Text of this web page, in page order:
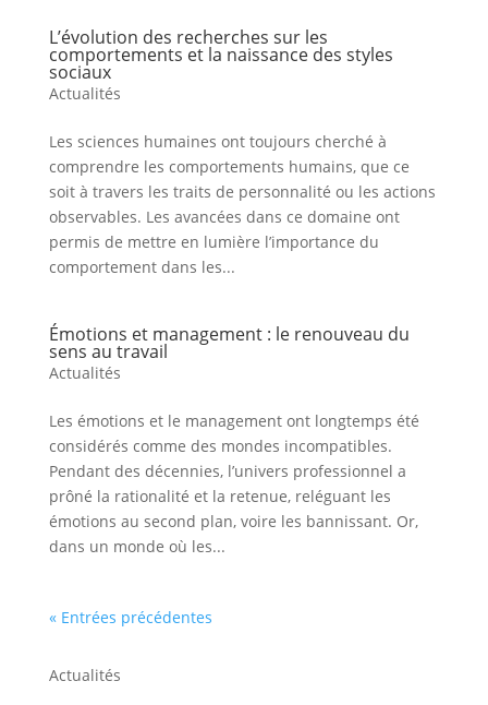
L’évolution des recherches sur les
comportements et la naissance des styles
sociaux
Actualités
Les sciences humaines ont toujours cherché à
comprendre les comportements humains, que ce
soit à travers les traits de personnalité ou les actions
observables. Les avancées dans ce domaine ont
permis de mettre en lumière l’importance du
comportement dans les...
Émotions et management : le renouveau du
sens au travail
Actualités
Les émotions et le management ont longtemps été
considérés comme des mondes incompatibles.
Pendant des décennies, l’univers professionnel a
prôné la rationalité et la retenue, reléguant les
émotions au second plan, voire les bannissant. Or,
dans un monde où les...
« Entrées précédentes
Actualités